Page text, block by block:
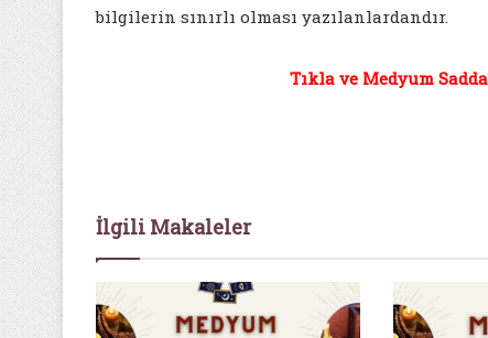
bilgilerin sınırlı olması yazılanlardandır.
Tıkla ve Medyum
İlgili Makaleler